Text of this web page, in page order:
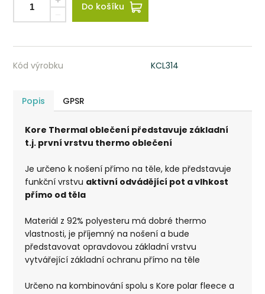
Do košíku
Kód výrobku KCL314
Popis GPSR
Kore Thermal oblečení představuje základní
t.j. první vrstvu thermo oblečení
Je určeno k nošení přímo na těle, kde představuje
funkční vrstvu aktivní odvádějící pot a vlhkost
přímo od těla
Materiál z 92% polyesteru má dobré thermo
vlastnosti, je příjemný na nošení a bude
představovat opravdovou základní vrstvu
vytvářející základní ochranu přímo na těle
Určeno na kombinování spolu s Kore polar fleece a